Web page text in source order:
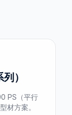
）
PS（平行
材方案。